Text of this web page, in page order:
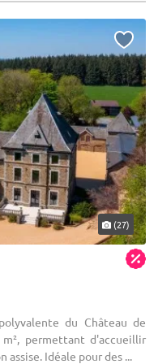
(27)
du Château de
permettant d'accueillir
Idéale pour des ...